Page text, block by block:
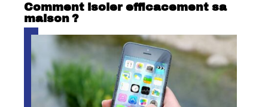
Comment isoler efficacement sa
maison ?